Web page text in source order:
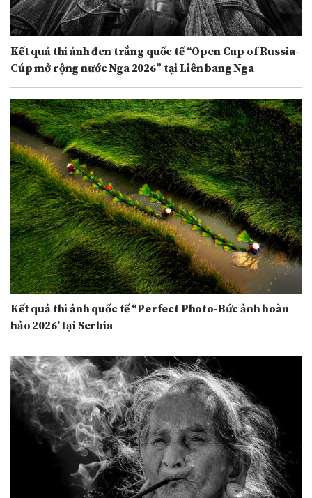
Kết quả thi ảnh đen trắng quốc tế “Open Cup of Russia-
Cúp mở rộng nước Nga 2026” tại Liên bang Nga
Kết quả thi ảnh quốc tế “Perfect Photo-Bức ảnh hoàn
hảo 2026’ tại Serbia